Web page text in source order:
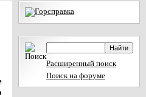
Расширенный поиск
Поиск на форуме